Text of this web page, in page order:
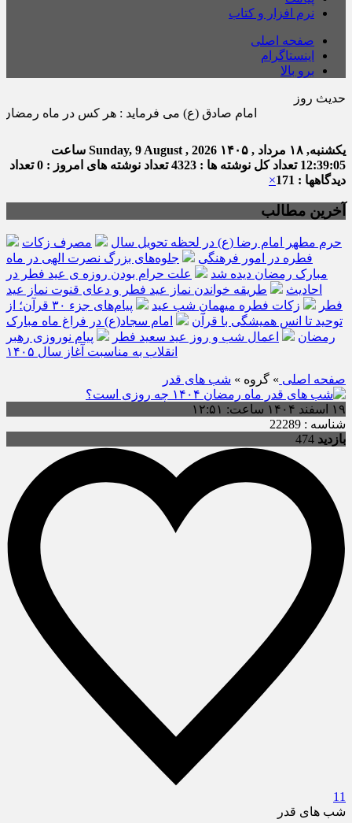
نرم افزار و کتاب
صفحه اصلی
اینستاگرام
برو بالا
حدیث روز
امام صادق (ع) می فرماید : هر كس در ماه رمضان صدقه اى
یکشنبه, ۱۸ مرداد , ۱۴۰۵ Sunday, 9 August , 2026 ساعت
12:39:05 تعداد کل نوشته ها : 4323 تعداد نوشته های امروز : 0
تعداد
دیدگاهها : 171
×
آخرین مطالب
حرم مطهر امام رضا (ع) در لحظه تحویل سال
مصرف زکات
فطره در امور فرهنگی
جلوه‌های بزرگ نصرت الهی در ماه
مبارک رمضان دیده شد
علت حرام بودن روزه ی عید فطر در
احادیث
طریقه خواندن نماز عید فطر و دعای قنوت نماز عید
فطر
زکات فطره میهمانِ شب عید
پیام‌های جزء ۳۰ قرآن؛ از
توحید تا انس همیشگی با قرآن
امام سجاد(ع) در فراغ ماه مبارک
رمضان
اعمال شب و روز عید سعید فطر
پیام نوروزی رهبر
انقلاب به مناسبت آغاز سال ۱۴۰۵
صفحه اصلی » گروه » شب های قدر
۱۹ اسفند ۱۴۰۴ ساعت: ۱۲:۵۱
شناسه : 22289
بازدید 474
11
شب های قدر